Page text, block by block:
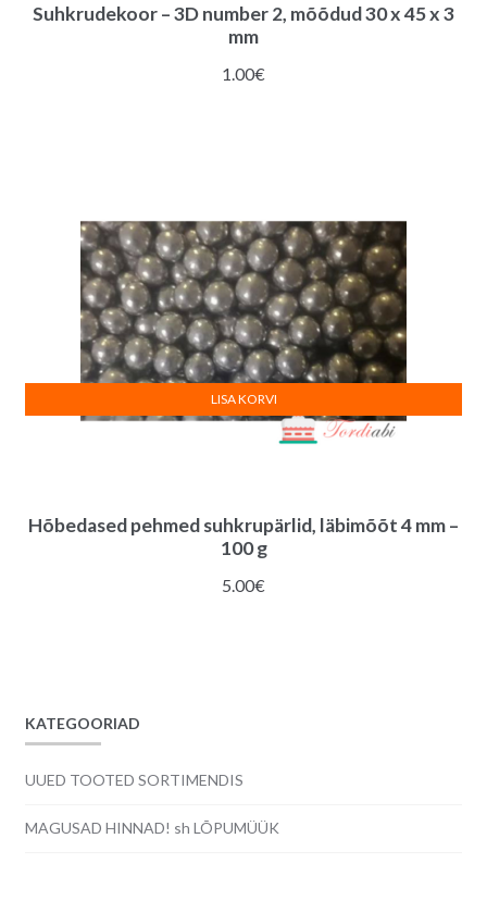
Suhkrudekoor – 3D number 2, mõõdud 30 x 45 x 3
mm
1.00€
Hõbedased pehmed suhkrupärlid, läbimõõt 4 mm –
100 g
5.00€
LISA KORVI
KATEGOORIAD
UUED TOOTED SORTIMENDIS
MAGUSAD HINNAD! sh LÕPUMÜÜK